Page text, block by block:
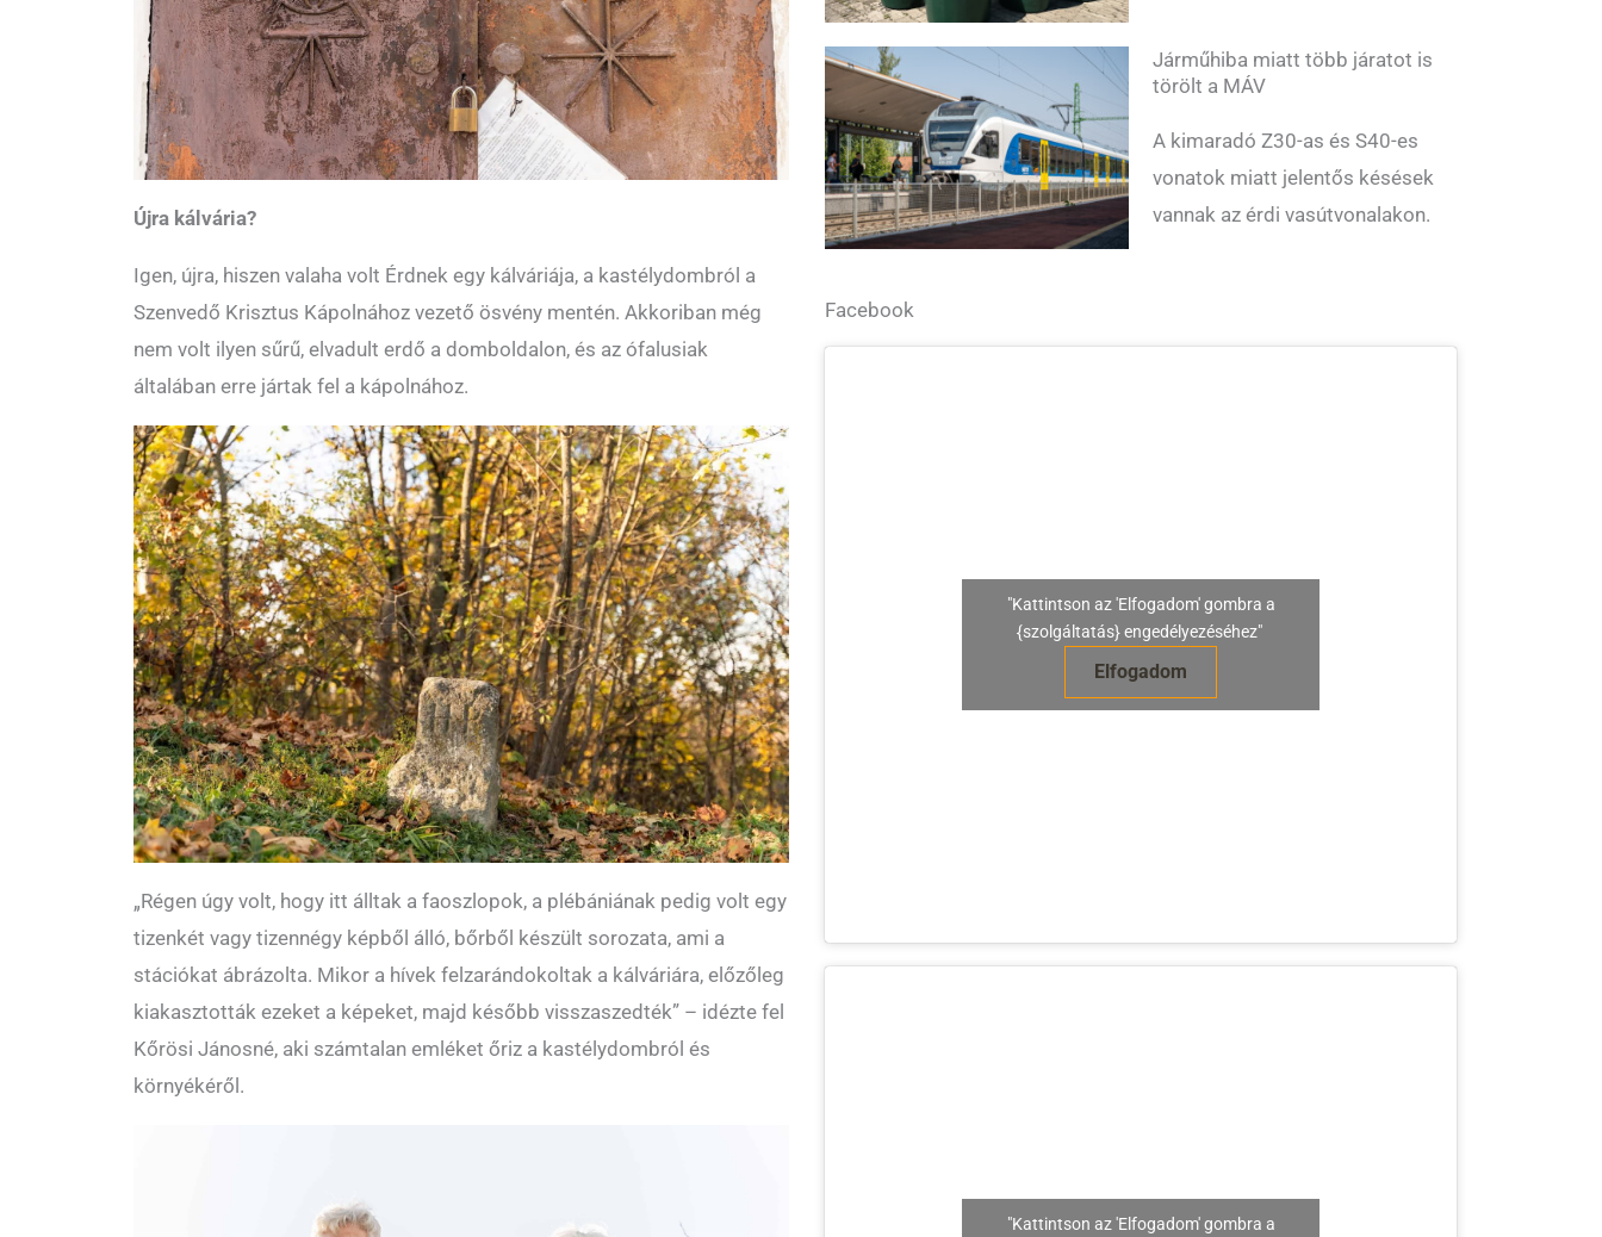
Újra kálvária?
Igen, újra, hiszen valaha volt Érdnek egy kálváriája, a kastélydombról a
Szenvedő Krisztus Kápolnához vezető ösvény mentén. Akkoriban még
nem volt ilyen sűrű, elvadult erdő a domboldalon, és az ófalusiak
általában erre jártak fel a kápolnához.
„Régen úgy volt, hogy itt álltak a faoszlopok, a plébániának pedig volt egy
tizenkét vagy tizennégy képből álló, bőrből készült sorozata, ami a
stációkat ábrázolta. Mikor a hívek felzarándokoltak a kálváriára, előzőleg
kiakasztották ezeket a képeket, majd később visszaszedték” – idézte fel
Kőrösi Jánosné, aki számtalan emléket őriz a kastélydombról és
környékéről.
Járműhiba miatt több járatot is
törölt a MÁV
A kimaradó Z30-as és S40-es
vonatok miatt jelentős késések
vannak az érdi vasútvonalakon.
Facebook
"Kattintson az 'Elfogadom' gombra a
{szolgáltatás} engedélyezéséhez"
Elfogadom
"Kattintson az 'Elfogadom' gombra a